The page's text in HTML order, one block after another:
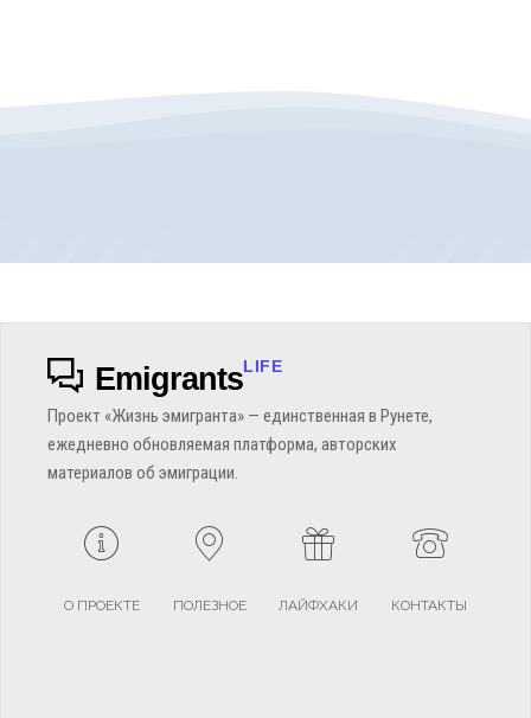
EmigrantsLIFE
Проект «Жизнь эмигранта» — единственная в Рунете,
ежедневно обновляемая платформа, авторских
материалов об эмиграции.
О ПРОЕКТЕ ПОЛЕЗНОЕ ЛАЙФХАКИ КОНТАКТЫ